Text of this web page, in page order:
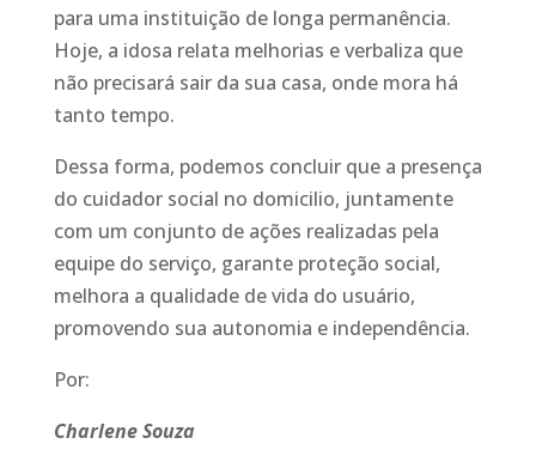
para uma instituição de longa permanência.
Hoje, a idosa relata melhorias e verbaliza que
não precisará sair da sua casa, onde mora há
tanto tempo.
Dessa forma, podemos concluir que a presença
do cuidador social no domicilio, juntamente
com um conjunto de ações realizadas pela
equipe do serviço, garante proteção social,
melhora a qualidade de vida do usuário,
promovendo sua autonomia e independência.
Por:
Charlene Souza